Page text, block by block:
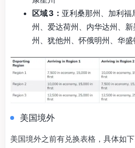
区域 3： 亚利桑那州、加利福
州、爱达荷州、内华达州、
州、犹他州、怀俄明州、华盛
美国境外
美国境外之前有兑换表格，具体如